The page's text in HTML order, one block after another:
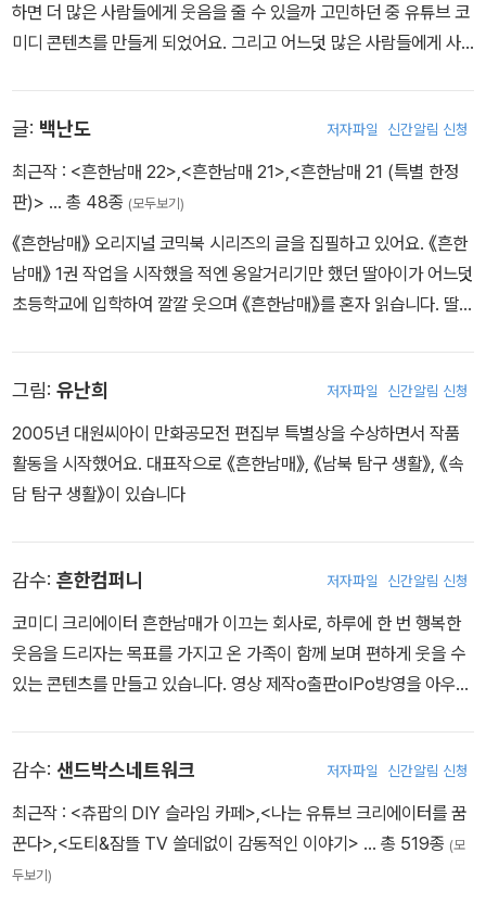
하면 더 많은 사람들에게 웃음을 줄 수 있을까 고민하던 중 유튜브 코
미디 콘텐츠를 만들게 되었어요. 그리고 어느덧 많은 사람들에게 사
글: 백난도 저자파일 신간알림 신청
최근작 : <흔한남매 22>,<흔한남매 21>,<흔한남매 21 (특별 한정
판)> … 총 48종 (모두보기)
《흔한남매》 오리지널 코믹북 시리즈의 글을 집필하고 있어요. 《흔한
남매》 1권 작업을 시작했을 적엔 옹알거리기만 했던 딸아이가 어느덧
초등학교에 입학하여 깔깔 웃으며 《흔한남매》를 혼자 읽습니다. 딸아
그림: 유난희 저자파일 신간알림 신청
2005년 대원씨아이 만화공모전 편집부 특별상을 수상하면서 작품
활동을 시작했어요. 대표작으로 《흔한남매》, 《남북 탐구 생활》, 《속
담 탐구 생활》이 있습니다
감수: 흔한컴퍼니 저자파일 신간알림 신청
코미디 크리에이터 흔한남매가 이끄는 회사로, 하루에 한 번 행복한
웃음을 드리자는 목표를 가지고 온 가족이 함께 보며 편하게 웃을 수
있는 콘텐츠를 만들고 있습니다. 영상 제작o출판oIPo방영을 아우르
감수: 샌드박스네트워크 저자파일 신간알림 신청
최근작 : <츄팝의 DIY 슬라임 카페>,<나는 유튜브 크리에이터를 꿈
꾼다>,<도티&잠뜰 TV 쓸데없이 감동적인 이야기> … 총 519종 (모
두보기)